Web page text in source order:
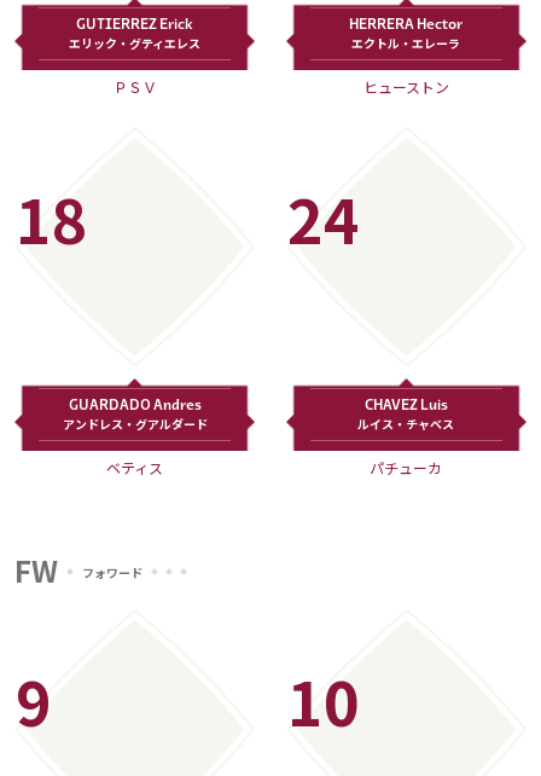
GUTIERREZ Erick
エリック・グティエレス
ＰＳＶ
HERRERA Hector
エクトル・エレーラ
ヒューストン
18
GUARDADO Andres
アンドレス・グアルダード
ベティス
24
CHAVEZ Luis
ルイス・チャベス
パチューカ
FW フォワード
9 10